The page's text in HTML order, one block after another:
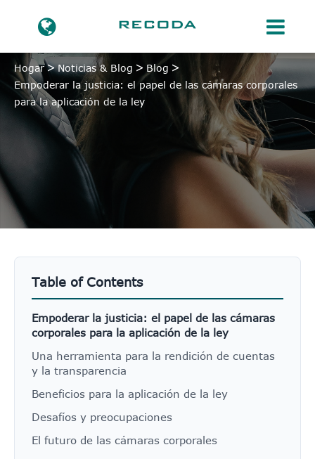
Hogar Noticias & Blog
Blog
Empoderar la justicia: el papel de las cámaras corporales
para la aplicación de la ley
Table of Contents
Empoderar la justicia: el papel de las cámaras
corporales para la aplicación de la ley
Una herramienta para la rendición de cuentas
y la transparencia
Beneficios para la aplicación de la ley
Desafíos y preocupaciones
El futuro de las cámaras corporales